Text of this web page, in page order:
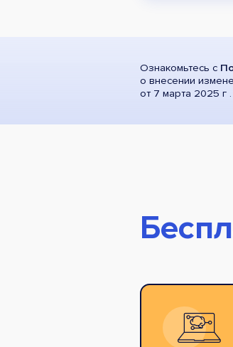
Ознакомьтесь с
о внесении
от 7 марта 2025 г .